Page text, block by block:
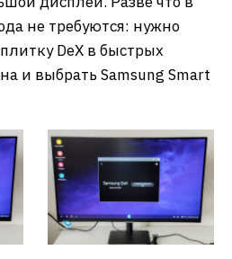
не требуются: нужно
DeX в быстрых
и выбрать Samsung Smart